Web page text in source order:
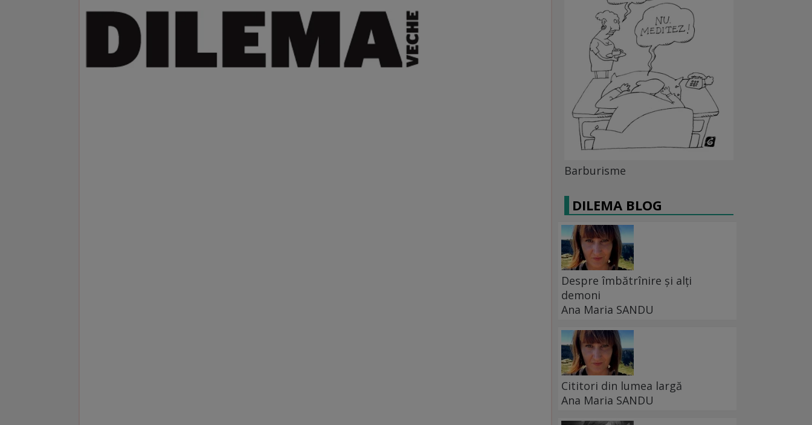
Barburisme
DILEMA BLOG
Despre îmbătrînire și alți
demoni
Ana Maria SANDU
Cititori din lumea largă
Ana Maria SANDU